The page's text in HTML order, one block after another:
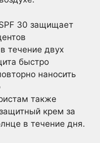
30 защищает
течение двух
быстро
наносить
также
крем за
в течение дня.